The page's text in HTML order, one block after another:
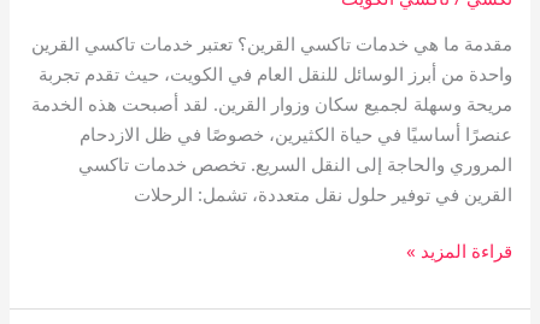
مقدمة ما هي خدمات تاكسي القرين؟ تعتبر خدمات تاكسي القرين
واحدة من أبرز الوسائل للنقل العام في الكويت، حيث تقدم تجربة
مريحة وسهلة لجميع سكان وزوار القرين. لقد أصبحت هذه الخدمة
عنصرًا أساسيًا في حياة الكثيرين، خصوصًا في ظل الازدحام
المروري والحاجة إلى النقل السريع. تخصص خدمات تاكسي
القرين في توفير حلول نقل متعددة، تشمل: الرحلات
قراءة المزيد »